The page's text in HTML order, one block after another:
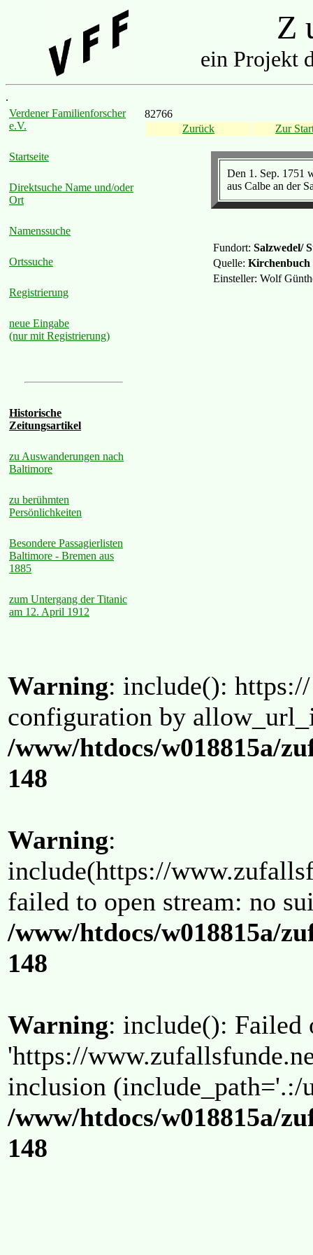
Z
ein Projekt
.
Verdener Familienforscher
e.V.
Startseite
Direktsuche Name und/oder
Ort
Namenssuche
Ortssuche
Registrierung
neue Eingabe
(nur mit Registrierung)
Historische
Zeitungsartikel
zu Auswanderungen nach
Baltimore
zu berühmten
Persönlichkeiten
Besondere Passagierlisten
Baltimore - Bremen aus
1885
zum Untergang der Titanic
am 12. April 1912
82766
Zurück
Zur
Den 1. Sep. 1751
aus Calbe an der
Fundort: Salzwedel/
Quelle: Kirchenbuch
Einsteller: Wolf
Warning: include():
configuration by
/www/htdocs/w018815a/
148
Warning:
include(https://
failed to open stream: no
/www/htdocs/w018815a/
148
Warning: include(): Failed
'https://
inclusion (include_path='.:/
/www/htdocs/w018815a/
148